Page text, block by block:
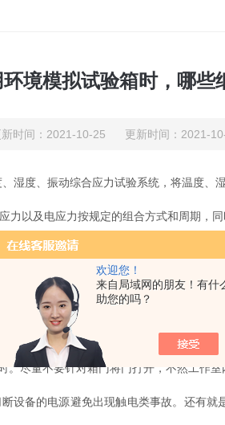
欢迎您！
来自局域网的朋友！有什
助您的吗？
境模拟试验箱时，哪些
新时间：2021-10-25 更新时间：2021-
湿度、振动综合应力试验系统，将温度、
以及电应力按规定的组合方式和周期，
仪器小编就为大家详细介绍一下。
程中发生燃烧或是爆炸等情况。当然同
确定好配有互相接触遮挡，避免之后不
量不要针对箱门将门打开，不然工作室
备的电源避免出现触电类事故。还有就